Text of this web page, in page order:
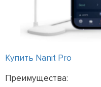
Купить Nanit Pro
Преимущества: